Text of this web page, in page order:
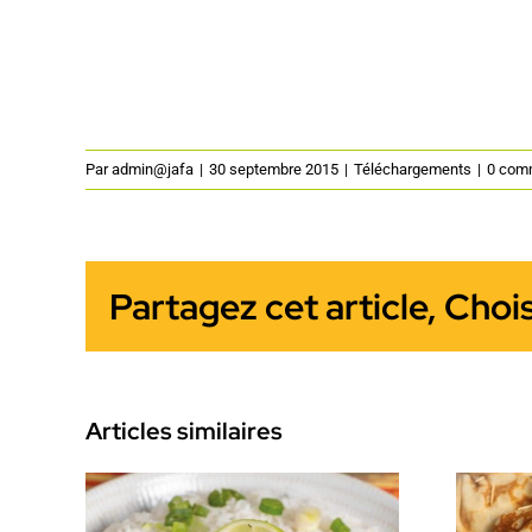
Paradmin@jafa | 30 septembre 2015 | Téléchargements | 0
Partagez cet article,
Articles similaires